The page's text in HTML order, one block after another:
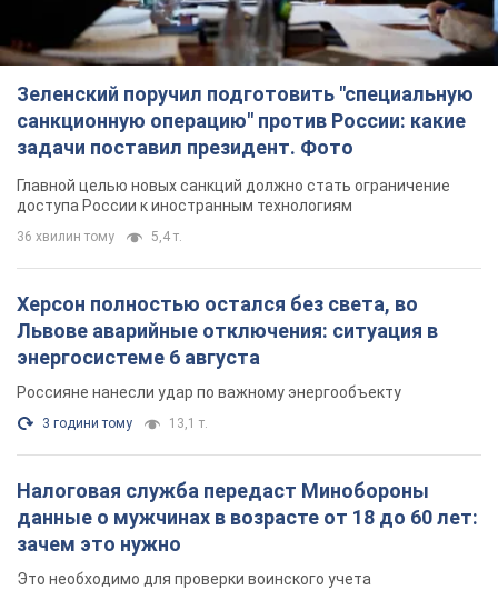
Зеленский поручил подготовить "специальную
санкционную операцию" против России: какие
задачи поставил президент. Фото
Главной целью новых санкций должно стать ограничение
доступа России к иностранным технологиям
36 хвилин тому 5,4 т.
Херсон полностью остался без света, во
Львове аварийные отключения: ситуация в
энергосистеме 6 августа
Россияне нанесли удар по важному энергообъекту
3 години тому 13,1 т.
Налоговая служба передаст Минобороны
данные о мужчинах в возрасте от 18 до 60 лет:
зачем это нужно
Это необходимо для проверки воинского учета